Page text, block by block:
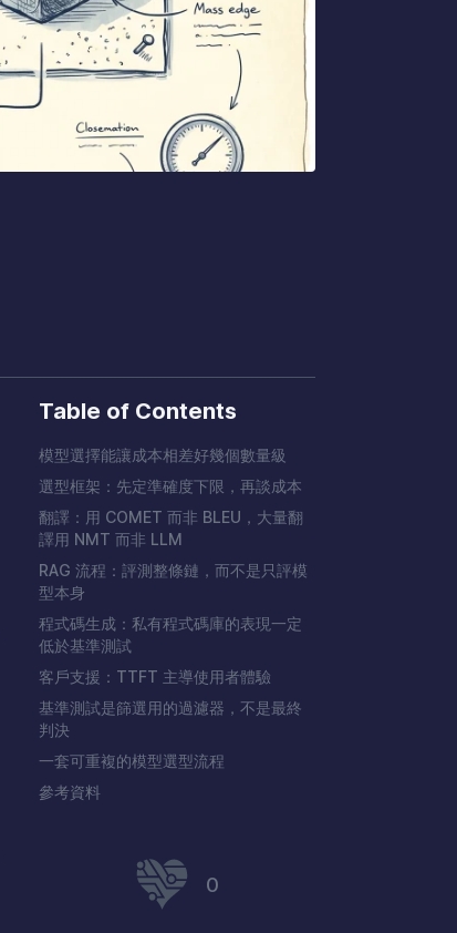
Table of Contents
模型選擇能讓成本相差好幾個數量級
選型框架：先定準確度下限，再談成本
翻譯：用 COMET 而非 BLEU，大量翻
譯用 NMT 而非 LLM
RAG 流程：評測整條鏈，而不是只評模
型本身
程式碼生成：私有程式碼庫的表現一定
低於基準測試
客戶支援：TTFT 主導使用者體驗
基準測試是篩選用的過濾器，不是最終
判決
一套可重複的模型選型流程
參考資料
0